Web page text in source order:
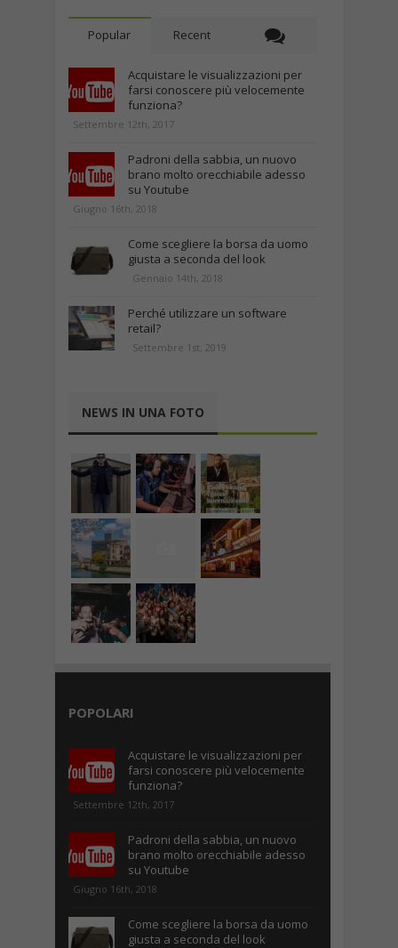
Popular Recent
Acquistare le visualizzazioni per
farsi conoscere più velocemente
funziona?
Settembre 12th, 2017
Padroni della sabbia, un nuovo
brano molto orecchiabile adesso
su Youtube
Giugno 16th, 2018
Come scegliere la borsa da uomo
giusta a seconda del look
Gennaio 14th, 2018
Perché utilizzare un software
retail?
Settembre 1st, 2019
NEWS IN UNA FOTO
POPOLARI
Acquistare le visualizzazioni per
farsi conoscere più velocemente
funziona?
Settembre 12th, 2017
Padroni della sabbia, un nuovo
brano molto orecchiabile adesso
su Youtube
Giugno 16th, 2018
Come scegliere la borsa da uomo
giusta a seconda del look